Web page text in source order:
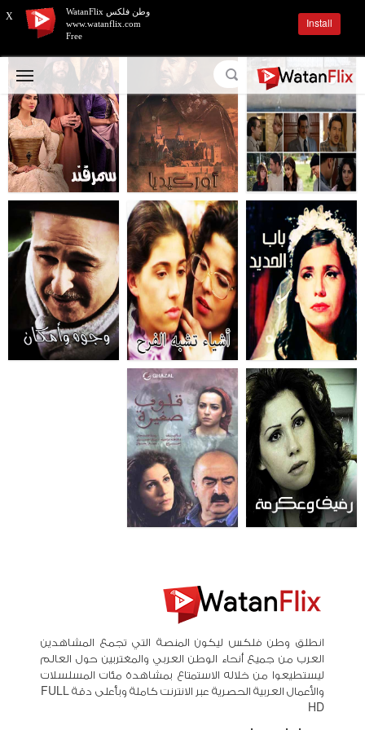
X
وطن فلكس WatanFlix
www.watanflix.com
Free
Install
انطلق وطن فلكس ليكون المنصة التي تجمع المشاهدين
العرب من جميع أنحاء الوطن العربي والمغتربين حول العالم
ليستطيعوا من خلاله الاستمتاع بمشاهدة مئات المسلسلات
والأعمال العربية الحصرية عبر الانترنت كاملة وبأعلى دقة FULL
HD